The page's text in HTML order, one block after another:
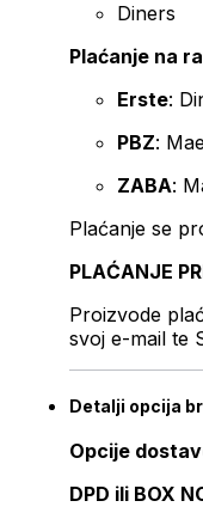
Diners
Plaćanje na
Erste:
PBZ:
ZABA:
Plaćanje se
PLAĆANJE
Proizvode
svoj e-mail te
Detalji opcija
Opcije
DPD ili BOX